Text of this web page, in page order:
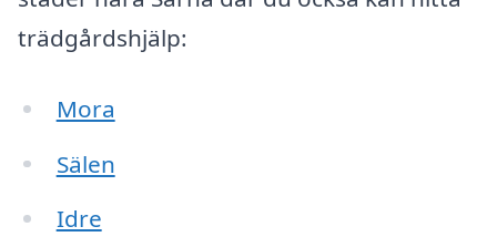
trädgårdshjälp:
Mora
Sälen
Idre